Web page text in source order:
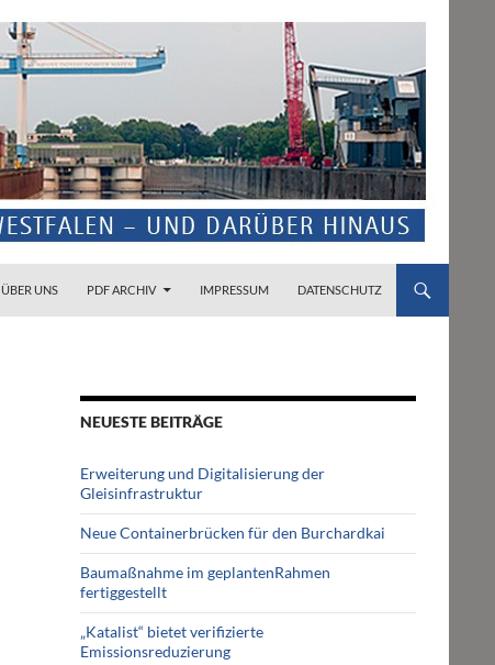
ÜBER UNS
PDF ARCHIV IMPRESSUM DATENSCHUTZ
NEUESTE BEITRÄGE
Erweiterung und Digitalisierung der
Gleisinfrastruktur
Neue Containerbrücken für den Burchardkai
Baumaßnahme im geplantenRahmen
fertiggestellt
„Katalist“ bietet verifizierte
Emissionsreduzierung